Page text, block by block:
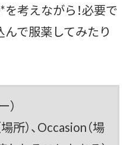
考えながら！必要で
で服薬してみたり
）
場所）、Occasion（場